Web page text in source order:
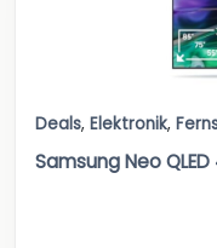
Deals, Elektronik,
Samsung Neo